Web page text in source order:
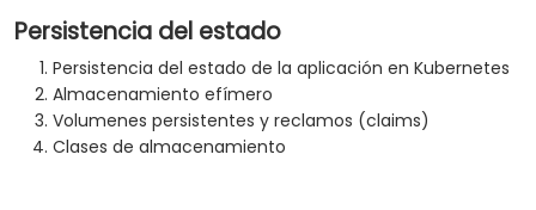
Persistencia del estado
Persistencia del estado de la aplicación en Kubernetes
Almacenamiento efímero
Volumenes persistentes y reclamos (claims)
Clases de almacenamiento